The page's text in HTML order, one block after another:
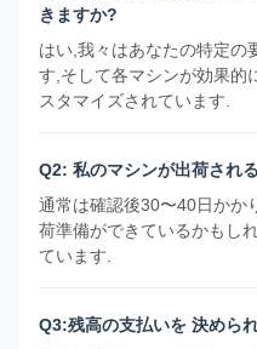
きますか?
はい,我々はあなたの特定の
す,そして各マシンが効果的
スタマイズされています.
Q2: 私のマシンが出荷され
通常は確認後30〜40日かか
荷準備ができているかもし
ています.
Q3:残高の支払いを 決めら